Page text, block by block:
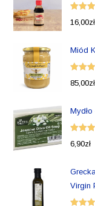
16,00zł
Miód
85,00zł
6,90zł
Virgin